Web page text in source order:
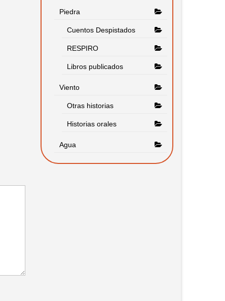
Piedra
Cuentos Despistados
RESPIRO
Libros publicados
Viento
Otras historias
Historias orales
Agua